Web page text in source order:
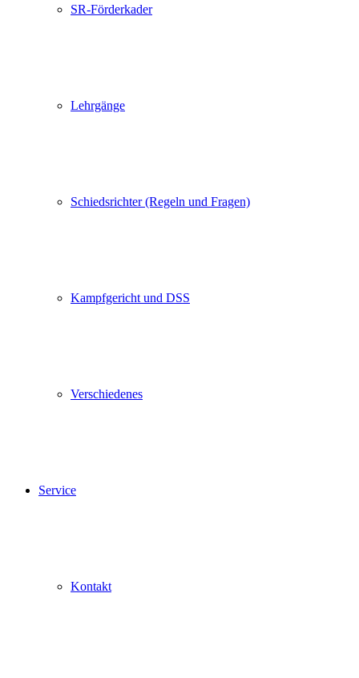
SR-Förderkader
Lehrgänge
Schiedsrichter (Regeln und Fragen)
Kampfgericht und DSS
Verschiedenes
Service
Kontakt